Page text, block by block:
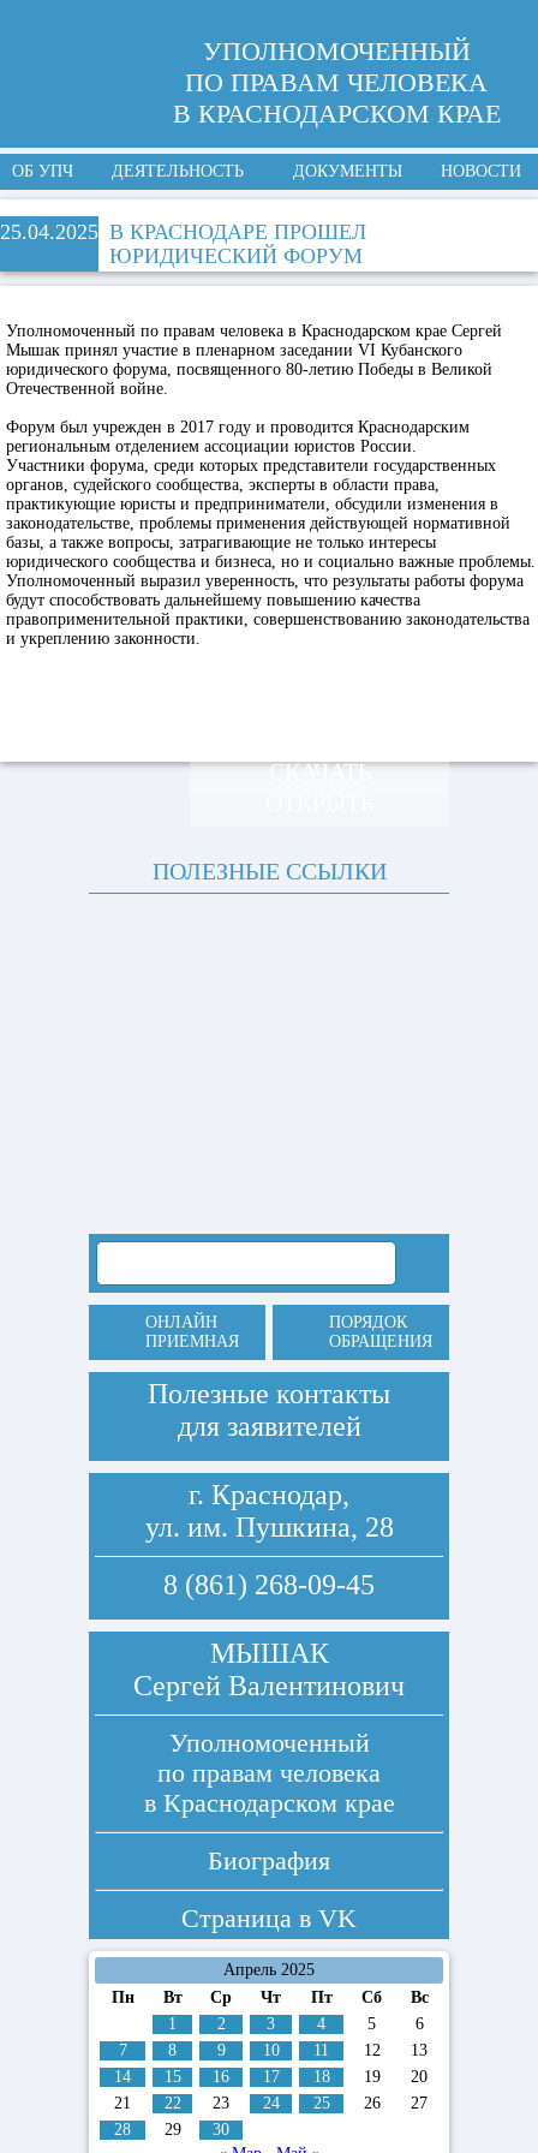
УПОЛНОМОЧЕННЫЙ
ПО ПРАВАМ ЧЕЛОВЕКА
В КРАСНОДАРСКОМ КРАЕ
ОБ УПЧ ДЕЯТЕЛЬНОСТЬ ДОКУМЕНТЫ НОВОСТИ
25.04.2025 В КРАСНОДАРЕ ПРОШЕЛ
ЮРИДИЧЕСКИЙ ФОРУМ
Уполномоченный по правам человека в Краснодарском крае Сергей
Мышак принял участие в пленарном заседании VI Кубанского
юридического форума, посвященного 80-летию Победы в Великой
Отечественной войне.
Форум был учрежден в 2017 году и проводится Краснодарским
региональным отделением ассоциации юристов России.
Участники форума, среди которых представители государственных
органов, судейского сообщества, эксперты в области права,
практикующие юристы и предприниматели, обсудили изменения в
законодательстве, проблемы применения действующей нормативной
базы, а также вопросы, затрагивающие не только интересы
юридического сообщества и бизнеса, но и социально важные проблемы.
Уполномоченный выразил уверенность, что результаты работы форума
будут способствовать дальнейшему повышению качества
правоприменительной практики, совершенствованию законодательства
и укреплению законности.
СКАЧАТЬ
ПОЛЕЗНЫЕ ССЫЛКИ
ОНЛАЙН
ПРИЕМНАЯ
ПОРЯДОК
ОБРАЩЕНИЯ
Полезные контакты
для заявителей
г. Краснодар,
ул. им. Пушкина, 28
8 (861) 268-09-45
МЫШАК
Сергей Валентинович
Уполномоченный
по правам человека
в Краснодарском крае
Биография
Страница в VK
Апрель 2025
Пн
Вт Ср Чт Пт Сб
Вс
1
2 3 4 5
6
7
8 9 10 11 12
13
14
15 16 17 18 19
20
21
22 23 24 25 26
27
28
29
30